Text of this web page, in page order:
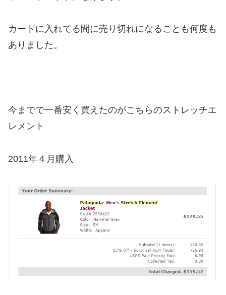
カートに入れてる間に売り切れになることも何度も
ありました。
今までで一番安く買えたのがこちらのストレッチエ
レメント
2011年４月購入